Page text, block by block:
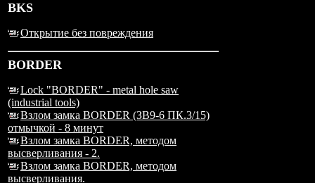
BKS
Открытие без повреждения
BORDER
Lock "BORDER" - metal hole saw
(industrial tools)
Взлом замка BORDER (ЗВ9-6 ПК.3/15)
отмычкой - 8 минут
Взлом замка BORDER, методом
высверливания - 2.
Взлом замка BORDER, методом
высверливания.